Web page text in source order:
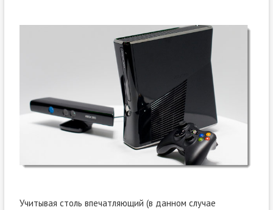
Учитывая столь впечатляющий (в данном случае